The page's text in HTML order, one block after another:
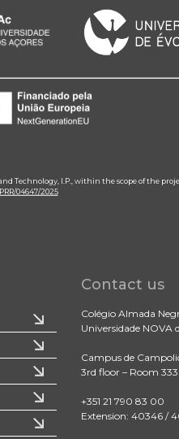
Technology, I.P., within the scope of the
04647/2025
Contact us
Colégio Almada
Universidade NOVA
Campus de
3rd floor – Room 333
+351 21 790 83 00
Extension: 40346 /